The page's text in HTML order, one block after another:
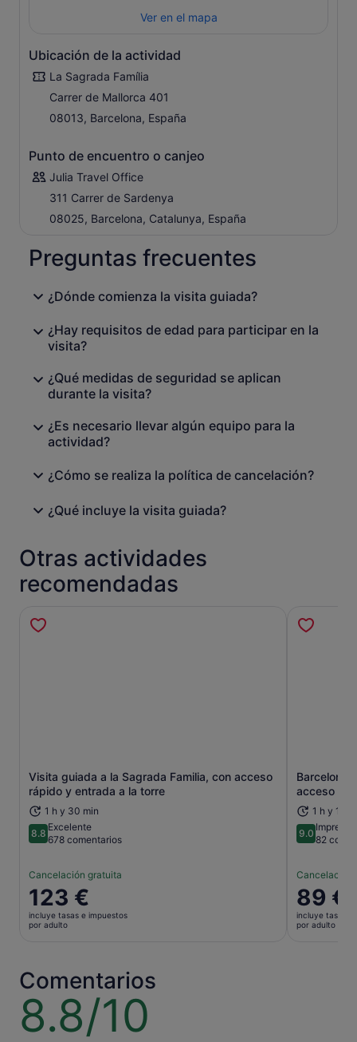
libremente por la nave mientras escuchas por los
maestra de Gaudí.
Disfrutarás de todos los detalles de la perfecta fusión
entre arquitectura y espiritualidad. Recorre las fachadas
detalles. Al final del recorrido puedes quedarte en el
exposición de dibujos, maquetas y fotografías narra la
historia de la Basílica. El museo también expone
información sobre la vida y la carrera de Gaudí.
Ver en el mapa
Ubicación de la actividad
La Sagrada Família
Carrer de Mallorca 401
08013, Barcelona, España
Punto de encuentro o canjeo
Julia Travel Office
311 Carrer de Sardenya
08025, Barcelona, Catalunya, España
Preguntas frecuentes
¿Dónde comienza la visita guiada?
¿Hay requisitos de edad para participar en la
visita?
¿Qué medidas de seguridad se aplican
durante la visita?
¿Es necesario llevar algún equipo para la
actividad?
¿Cómo se realiza la política de cancelación?
¿Qué incluye la visita guiada?
Otras actividades
recomendadas
Visita guiada a la Sagrada Familia, con acceso
rápido y entrada a la torre
1 h y 30 min
8.88.8 sobre 10
Excelente
678 comentarios
Cancelación gratuita
El
precio
es
por
adulto
123 €
incluye tasas e impuestos
por adulto
Se abre en una pestaña nueva
Barcelona:
acceso sin
1 h y 15
9.09.0 sobre
82
Cancelación
El
precio
es
89 €
incluye tasas e
por adulto
Comentarios
8.8/10
8.8
sobre
10